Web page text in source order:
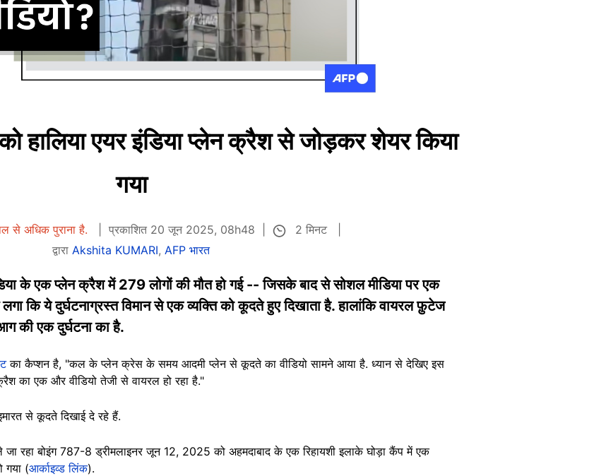
हालिया एयर इंडिया प्लेन क्रैश से जोड़कर शेयर किया
गया
से अधिक पुराना है. प्रकाशित 20 जून 2025, 08h48
2 मिनट
द्वारा Akshita KUMARI, AFP भारत
के एक प्लेन क्रैश में 279 लोगों की मौत हो गई -- जिसके बाद से सोशल मीडिया पर एक
कि ये दुर्घटनाग्रस्त विमान से एक व्यक्ति को कूदते हुए दिखाता है. हालांकि वायरल फ़ुटेज
की एक दुर्घटना का है.
का कैप्शन है, "कल के प्लेन क्रेस के समय आदमी प्लेन से कूदते का वीडियो सामने आया है. ध्यान से देखिए इस
का एक और वीडियो तेजी से वायरल हो रहा है."
से कूदते दिखाई दे रहे हैं.
जा रहा बोइंग 787-8 ड्रीमलाइनर जून 12, 2025 को अहमदाबाद के एक रिहायशी इलाके घोड़ा कैंप में एक
गया (आर्काइव्ड लिंक).